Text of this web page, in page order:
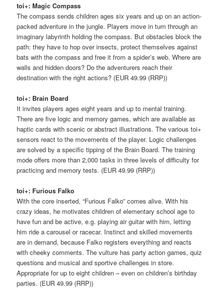
toi+: Magic Compass
The compass sends children ages six years and up on an action-
packed adventure in the jungle. Players move in turn through an
imaginary labyrinth holding the compass. But obstacles block the
path: they have to hop over insects, protect themselves against
bats with the compass and free it from a spider’s web. Where are
walls and hidden doors? Do the adventurers reach their
destination with the right actions? (EUR 49.99 (RRP))
toi+: Brain Board
It invites players ages eight years and up to mental training.
There are five logic and memory games, which are available as
haptic cards with scenic or abstract illustrations. The various toi+
sensors react to the movements of the player. Logic challenges
are solved by a specific tipping of the Brain Board. The training
mode offers more than 2,000 tasks in three levels of difficulty for
practicing and memory tests. (EUR 49.99 (RRP))
toi+: Furious Falko
With the core inserted, “Furious Falko” comes alive. With his
crazy ideas, he motivates children of elementary school age to
have fun and be active, e.g. playing air guitar with him, letting
him ride a carousel or racecar. Instinct and skilled movements
are in demand, because Falko registers everything and reacts
with cheeky comments. The vulture has party action games, quiz
questions and musical and sportive challenges in store.
Appropriate for up to eight children – even on children’s birthday
parties. (EUR 49.99 (RRP))